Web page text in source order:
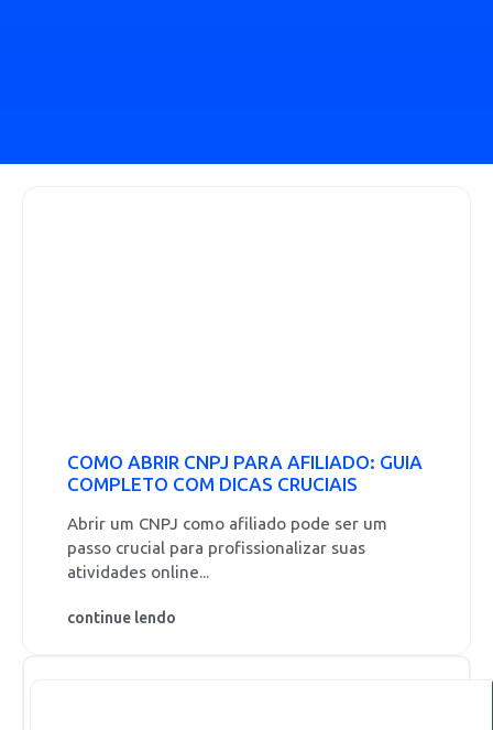
COMO ABRIR CNPJ PARA AFILIADO: GUIA
COMPLETO COM DICAS CRUCIAIS
Abrir um CNPJ como afiliado pode ser um
passo crucial para profissionalizar suas
atividades online...
continue lendo